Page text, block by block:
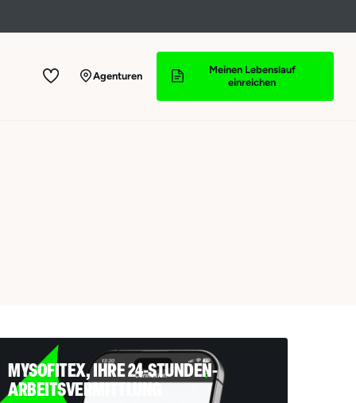
Agenturen
Meinen Lebenslauf
einreichen
MYSOFITEX, IHRE 24-STUNDEN-
ARBEITSVERMITTLUNG